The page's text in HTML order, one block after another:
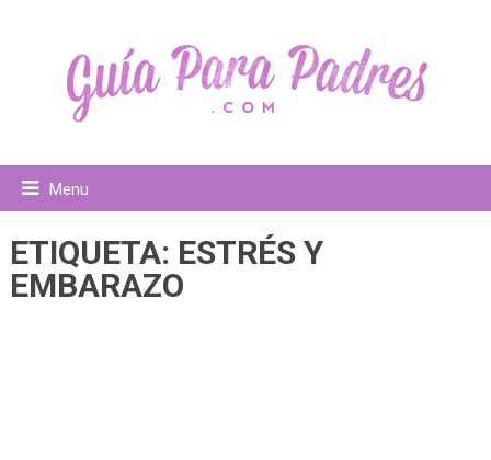
Menu
ETIQUETA: ESTRÉS Y
EMBARAZO